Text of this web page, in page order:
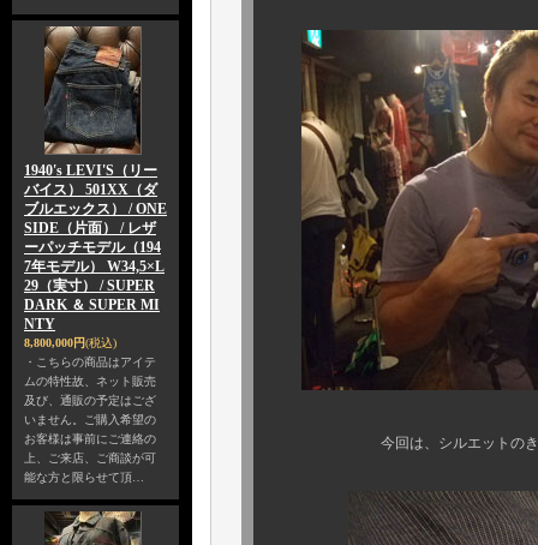
1940's LEVI'S（リー
バイス） 501XX（ダ
ブルエックス） / ONE
SIDE（片面） / レザ
ーパッチモデル（194
7年モデル） W34,5×L
29（実寸） / SUPER
DARK ＆ SUPER MI
NTY
8,800,000円(税込)
・こちらの商品はアイテ
ムの特性故、ネット販売
及び、通販の予定はござ
いません。ご購入希望の
お客様は事前にご連絡の
上、ご来店、ご商談が可
能な方と限らせて頂…
今回は、シルエットのきれいな